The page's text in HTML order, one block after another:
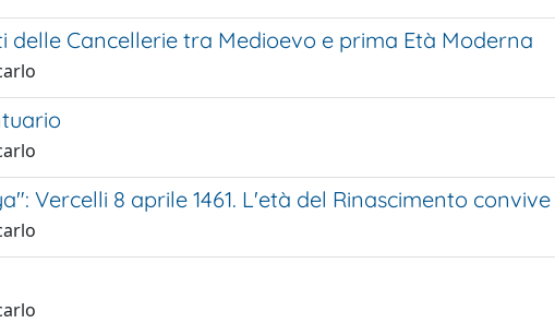
delle Cancellerie tra Medioevo e prima Età Moderna
Vercelli 8 aprile 1461. L'età del Rinascimento